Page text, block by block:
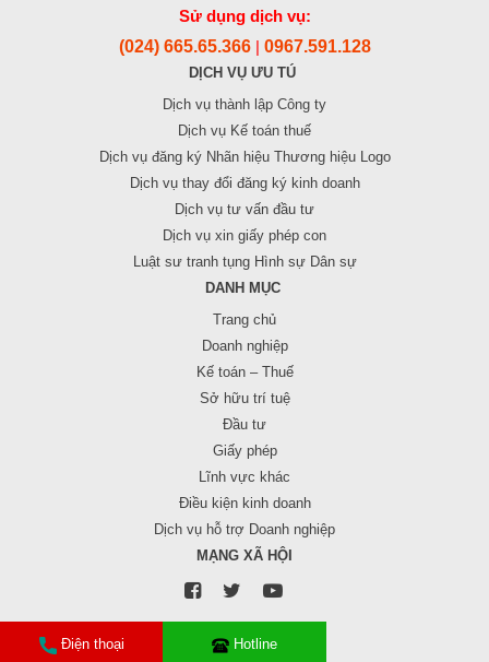
Điện thoại Hotline
Sử dụng dịch vụ:
(024) 665.65.366 | 0967.591.128
DỊCH VỤ ƯU TÚ
Dịch vụ thành lập Công ty
Dịch vụ Kế toán thuế
Dịch vụ đăng ký Nhãn hiệu Thương hiệu Logo
Dịch vụ thay đổi đăng ký kinh doanh
Dịch vụ tư vấn đầu tư
Dịch vụ xin giấy phép con
Luật sư tranh tụng Hình sự Dân sự
DANH MỤC
Trang chủ
Doanh nghiệp
Kế toán – Thuế
Sở hữu trí tuệ
Đầu tư
Giấy phép
Lĩnh vực khác
Điều kiện kinh doanh
Dịch vụ hỗ trợ Doanh nghiệp
MẠNG XÃ HỘI